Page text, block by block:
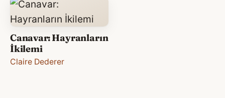
Canavar: Hayranların
İkilemi
Claire Dederer